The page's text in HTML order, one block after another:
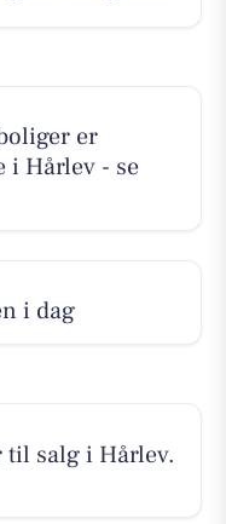
er
i Hårlev - se
i dag
til salg i Hårlev.